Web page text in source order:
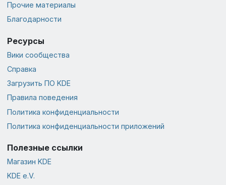
Прочие материалы
Благодарности
Ресурсы
Вики сообщества
Справка
Загрузить ПО KDE
Правила поведения
Политика конфиденциальности
Политика конфиденциальности приложений
Полезные ссылки
Магазин KDE
KDE e.V.